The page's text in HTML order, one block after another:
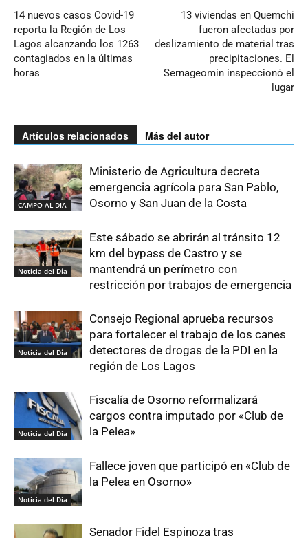
14 nuevos casos Covid-19
reporta la Región de Los
Lagos alcanzando los 1263
contagiados en la últimas
horas
13 viviendas en Quemchi
fueron afectadas por
deslizamiento de material tras
precipitaciones. El
Sernageomin inspeccionó el
lugar
Artículos relacionados Más del autor
CAMPO AL DIA
Ministerio de Agricultura decreta
emergencia agrícola para San Pablo,
Osorno y San Juan de la Costa
Noticia del Día
Este sábado se abrirán al tránsito 12
km del bypass de Castro y se
mantendrá un perímetro con
restricción por trabajos de emergencia
Noticia del Día
Consejo Regional aprueba recursos
para fortalecer el trabajo de los canes
detectores de drogas de la PDI en la
región de Los Lagos
Noticia del Día
Fiscalía de Osorno reformalizará
cargos contra imputado por «Club de
la Pelea»
Noticia del Día
Fallece joven que participó en «Club de
la Pelea en Osorno»
Senador Fidel Espinoza tras